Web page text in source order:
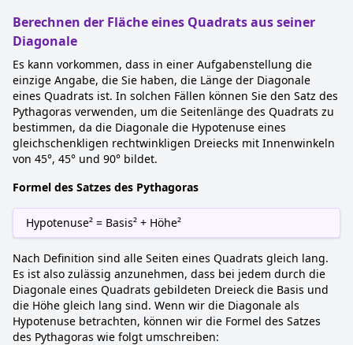
Berechnen der Fläche eines Quadrats aus seiner
Diagonale
Es kann vorkommen, dass in einer Aufgabenstellung die
einzige Angabe, die Sie haben, die Länge der Diagonale
eines Quadrats ist. In solchen Fällen können Sie den Satz des
Pythagoras verwenden, um die Seitenlänge des Quadrats zu
bestimmen, da die Diagonale die Hypotenuse eines
gleichschenkligen rechtwinkligen Dreiecks mit Innenwinkeln
von 45°, 45° und 90° bildet.
Formel des Satzes des Pythagoras
Hypotenuse² = Basis² + Höhe²
Nach Definition sind alle Seiten eines Quadrats gleich lang.
Es ist also zulässig anzunehmen, dass bei jedem durch die
Diagonale eines Quadrats gebildeten Dreieck die Basis und
die Höhe gleich lang sind. Wenn wir die Diagonale als
Hypotenuse betrachten, können wir die Formel des Satzes
des Pythagoras wie folgt umschreiben: